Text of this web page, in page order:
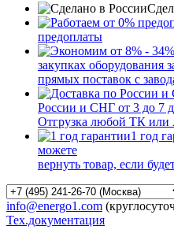
предоплаты
закупках оборудования
прямых поставок с
России и СНГ от 3 до 7
Отгрузка любой ТК или
1 год
можете
вернуть товар, если
info@energo1.com
Тех.документация